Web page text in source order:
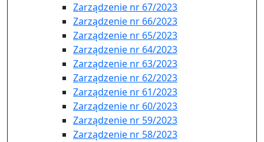
Zarządzenie nr 67/2023
Zarządzenie nr 66/2023
Zarządzenie nr 65/2023
Zarządzenie nr 64/2023
Zarządzenie nr 63/2023
Zarządzenie nr 62/2023
Zarządzenie nr 61/2023
Zarządzenie nr 60/2023
Zarządzenie nr 59/2023
Zarządzenie nr 58/2023